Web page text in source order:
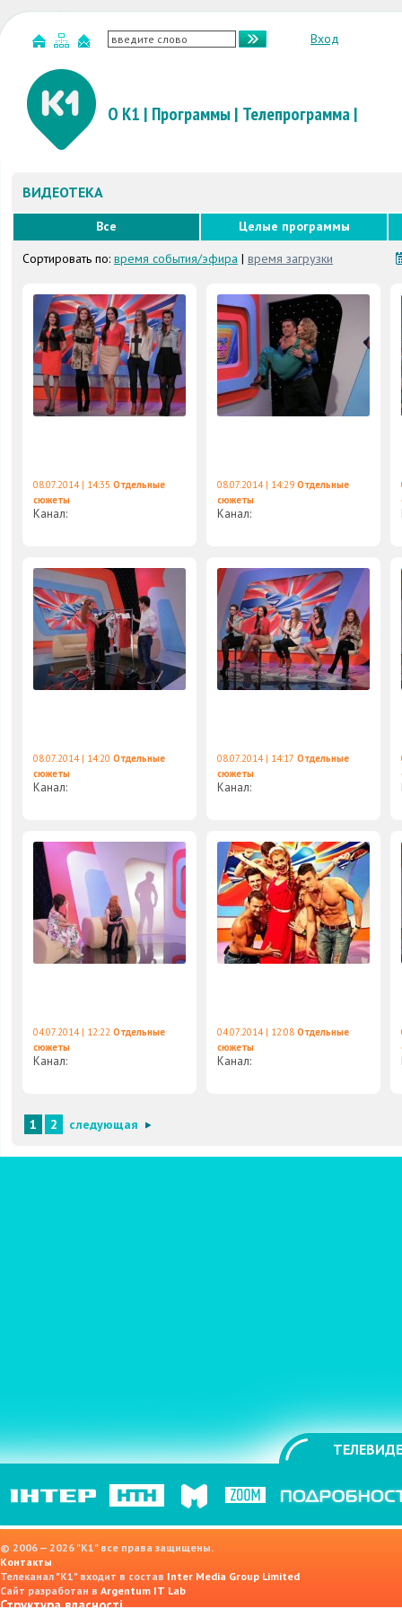
Вход
О К1 | Программы | Телепрограмма|
ВИДЕОТЕКА
Все
Целые программы
Сортировать по: время события/эфира | время загрузки
08.07.2014 | 14:35 Отдельные
сюжеты
Канал:
08.07.2014 | 14:29 Отдельные
сюжеты
Канал:
08.07.2014 | 14:20 Отдельные
сюжеты
Канал:
08.07.2014 | 14:17 Отдельные
сюжеты
Канал:
04.07.2014 | 12:22 Отдельные
сюжеты
Канал:
04.07.2014 | 12:08 Отдельные
сюжеты
Канал:
1 2 следующая
© 2006 — 2026 "K1" все права защищены.
Контакты
Телеканал "К1" входит в состав Inter Media Group Limited
Сайт разработан в Argentum IT Lab